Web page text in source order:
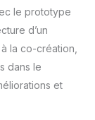
le prototype
d’un
la co-création,
dans le
et